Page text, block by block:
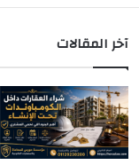
آخر المقالات